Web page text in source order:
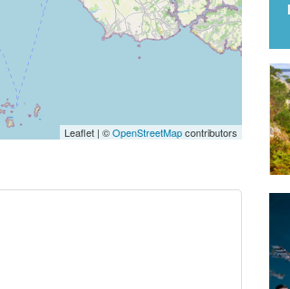
Leaflet | ©OpenStreetMapcontributors